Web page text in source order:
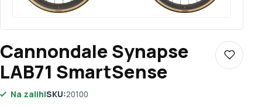
Cannondale Synapse
LAB71 SmartSense
Dodaj
Na zalihiSKU:20100